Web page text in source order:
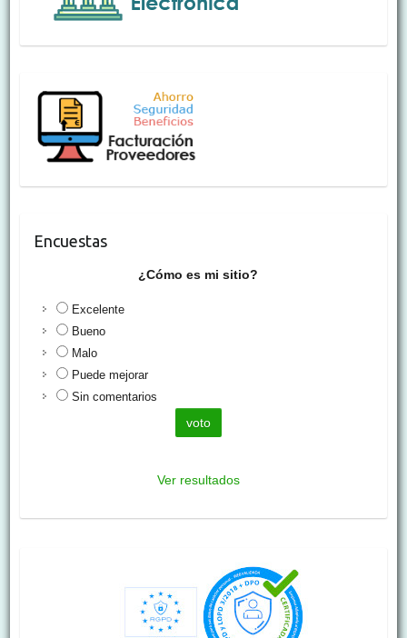
Encuestas
¿Cómo es mi sitio?
Excelente
Bueno
Malo
Puede mejorar
Sin comentarios
Ver resultados